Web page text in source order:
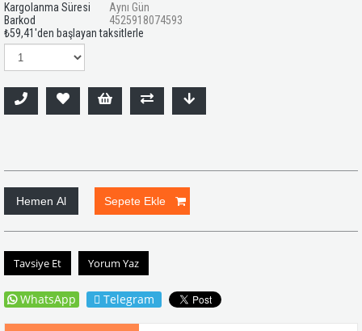
Kargolanma Süresi
Aynı Gün
Barkod
4525918074593
₺59,41'den başlayan taksitlerle
Tavsiye Et Yorum Yaz
WhatsApp Telegram